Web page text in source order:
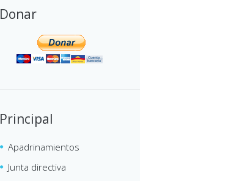
Donar
Principal
Apadrinamientos
Junta directiva